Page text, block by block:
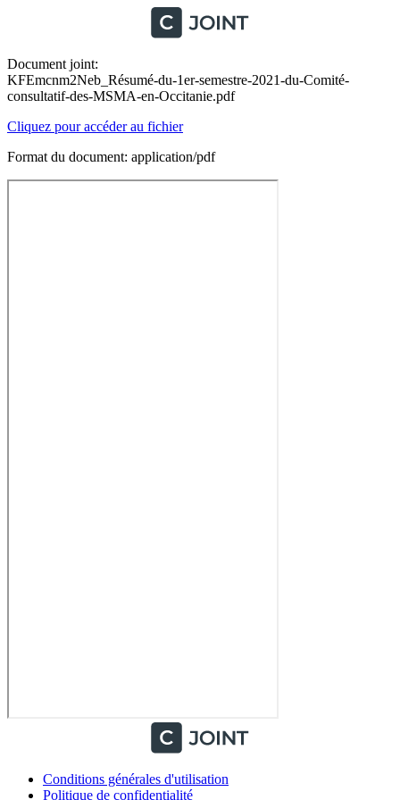
Document joint:
KFEmcnm2Neb_Résumé-du-1er-semestre-2021-du-Comité-
consultatif-des-MSMA-en-Occitanie.pdf
Cliquez pour accéder au fichier
Format du document: application/pdf
Conditions générales d'utilisation
Politique de confidentialité